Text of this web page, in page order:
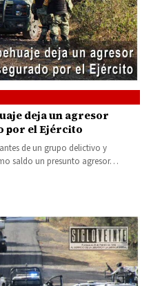
deja un agresor
por el Ejército
de un grupo delictivo y
saldo un presunto agresor…